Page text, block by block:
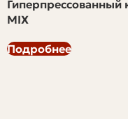
Площадь кладки
Кирпичей на 1 м2
Гиперпрессованный
MIX
Подробнее